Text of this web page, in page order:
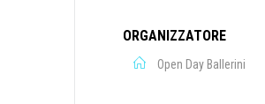
ORGANIZZATORE
Open Day Ballerini